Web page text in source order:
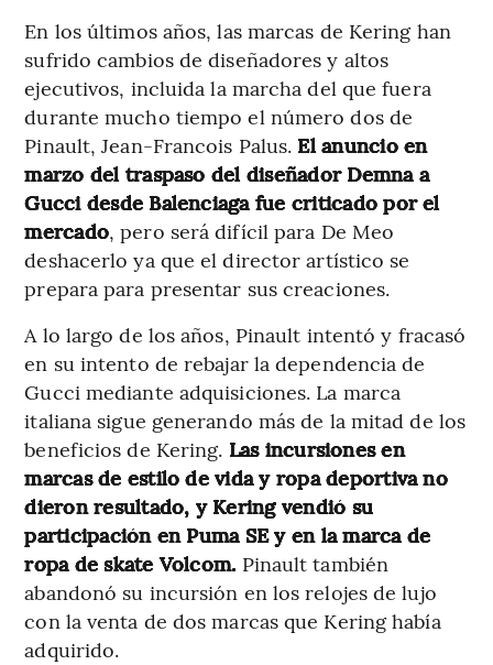
En los últimos años, las marcas de Kering han
sufrido cambios de diseñadores y altos
ejecutivos, incluida la marcha del que fuera
durante mucho tiempo el número dos de
Pinault, Jean-Francois Palus. El anuncio en
marzo del traspaso del diseñador Demna a
Gucci desde Balenciaga fue criticado por el
mercado, pero será difícil para De Meo
deshacerlo ya que el director artístico se
prepara para presentar sus creaciones.
A lo largo de los años, Pinault intentó y fracasó
en su intento de rebajar la dependencia de
Gucci mediante adquisiciones. La marca
italiana sigue generando más de la mitad de los
beneficios de Kering. Las incursiones en
marcas de estilo de vida y ropa deportiva no
dieron resultado, y Kering vendió su
participación en Puma SE y en la marca de
ropa de skate Volcom. Pinault también
abandonó su incursión en los relojes de lujo
con la venta de dos marcas que Kering había
adquirido.